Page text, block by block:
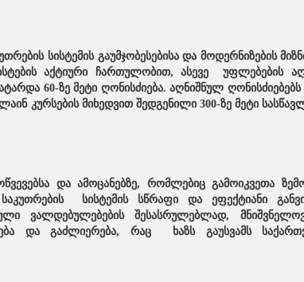
სისტემის გაუმჯობესებისა და მოდერნიზების
აქტიური ჩართულობით, ასევე უფლებების
60-ზე მეტი ღონისძიება. აღნიშნულ ღონისძიებებს
კურსების მიხედვით შედგენილი 300-ზე მეტი
და ამოცანებზე, რომლებიც გამოიკვეთა
სისტემის სწრაფი და ეფექტიანი
ვალდებულებების შესასრულებლად,
და გაძლიერება, რაც ხაზს გაუსვამს